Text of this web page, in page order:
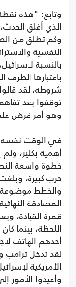
وتابع: "هذه
الذي أغلق
وكم تطلق من
النفسية
بالنسبة
باعتبارها
شروطه، لقد
توقفوا بعد
وهو أمر فرض على
في الوقت نفسه،
أهمية بكثير،
خطوة واسعة
حرب كبيرة،
والخطط موضوعة
المصادقة
قمرة القيادة،
اللحظة، بينما
أحدهم الهاتف
لقد تدخل ترامب
الأمريكية
وأعيدوا الأمور